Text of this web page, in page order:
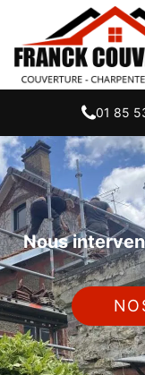
01 85
Nous